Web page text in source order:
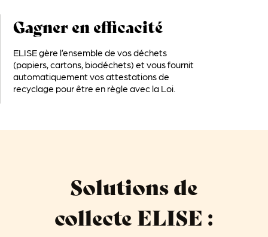
Gagner en efficacité
ELISE gère l’ensemble de vos déchets
(papiers, cartons, biodéchets) et vous fournit
automatiquement vos attestations de
recyclage pour être en règle avec la Loi.
Solutions de
collecte ELISE :